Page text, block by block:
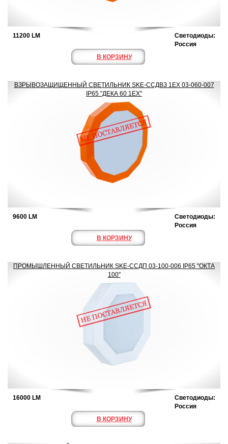
11200 LM
Светодиоды:
Россия
В КОРЗИНУ
ВЗРЫВОЗАЩИЩЕННЫЙ СВЕТИЛЬНИК SKE-ССДВЗ 1ЕХ 03-060-007
IP65 "ДЕКА 60 1ЕХ"
9600 LM
Светодиоды:
Россия
В КОРЗИНУ
ПРОМЫШЛЕННЫЙ СВЕТИЛЬНИК SKE-ССДП 03-100-006 IP65 "ОКТА
100"
16000 LM
Светодиоды:
Россия
В КОРЗИНУ